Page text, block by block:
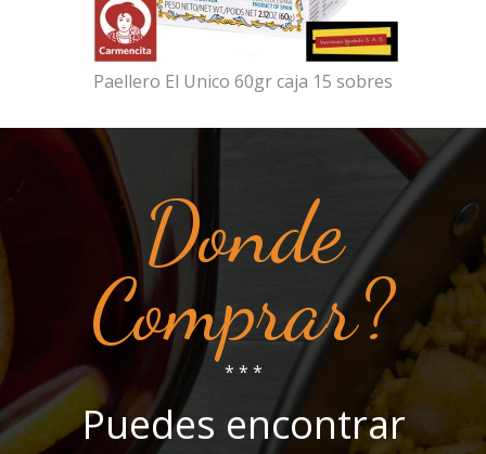
Paellero El Unico 60gr caja 15 sobres
Donde
Comprar?
* * *
Puedes encontrar